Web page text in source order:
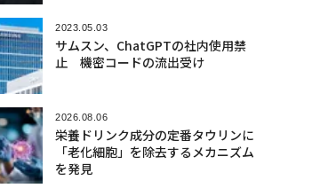
2023.05.03
サムスン、ChatGPTの社内使用禁
止 機密コードの流出受け
2026.08.06
栄養ドリンク成分の定番タウリンに
「老化細胞」を除去するメカニズム
を発見